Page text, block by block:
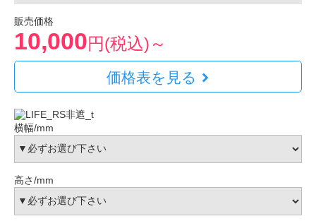
販売価格
10,000円(税込)～
価格表を見る
横幅/mm
高さ/mm